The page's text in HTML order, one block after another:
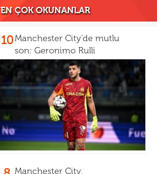
EN ÇOK OKUNANLAR
10Manchester City'de mutlu
son: Geronimo Rulli
Manchester City,